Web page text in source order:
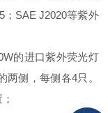
；SAE J2020等紫外
的进口紫外荧光灯
侧，每侧各4只。